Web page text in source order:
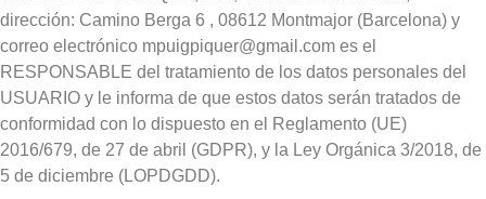
dirección: Camino Berga 6 , 08612 Montmajor (Barcelona) y
correo electrónico mpuigpiquer@gmail.com es el
RESPONSABLE del tratamiento de los datos personales del
USUARIO y le informa de que estos datos serán tratados de
conformidad con lo dispuesto en el Reglamento (UE)
2016/679, de 27 de abril (GDPR), y la Ley Orgánica 3/2018, de
5 de diciembre (LOPDGDD).